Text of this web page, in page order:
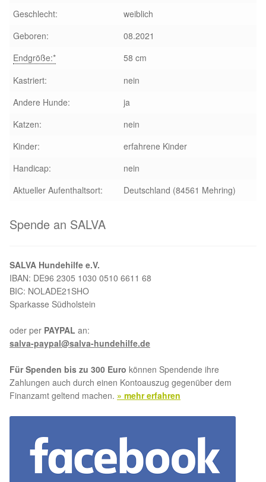
Aktion „Hilfe La Linea“
Updates „Hilfe La Linea“
Partnertierheim in Bulgarien
Geschlecht:
weiblich
Geboren:
08.2021
Endgröße:*
58 cm
Kastriert:
nein
Andere Hunde:
ja
Katzen:
nein
Kinder:
erfahrene Kinder
Handicap:
nein
Aktueller Aufenthaltsort:
Deutschland (84561 Mehring)
Spende an SALVA
SALVA Hundehilfe e.V.
IBAN: DE96 2305 1030 0510 6611 68
BIC: NOLADE21SHO
Sparkasse Südholstein
oder per PAYPAL an:
salva-paypal@salva-hundehilfe.de
Für Spenden bis zu 300 Euro können Spendende ihre
Zahlungen auch durch einen Kontoauszug gegenüber dem
Finanzamt geltend machen. » mehr erfahren